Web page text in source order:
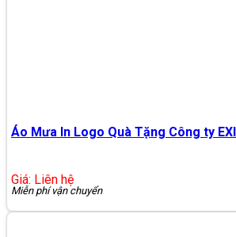
Áo Mưa In Logo Quà Tặng Công ty
Giá: Liên hệ
Miễn phí vận chuyển